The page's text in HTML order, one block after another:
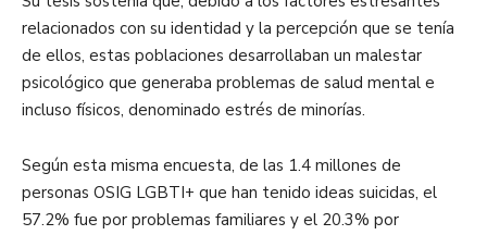
relacionados con su identidad y la percepción que se tenía
de ellos, estas poblaciones desarrollaban un malestar
psicológico que generaba problemas de salud mental e
incluso físicos, denominado estrés de minorías.
Según esta misma encuesta, de las 1.4 millones de
personas OSIG LGBTI+ que han tenido ideas suicidas, el
57.2% fue por problemas familiares y el 20.3% por